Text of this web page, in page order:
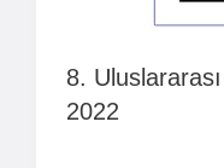
8.
2022